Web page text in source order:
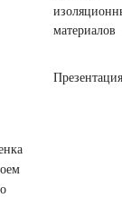
материалов